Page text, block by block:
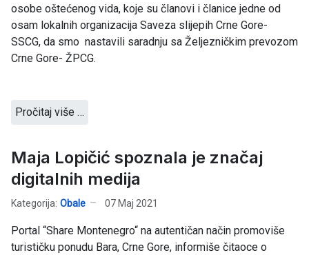
osobe oštećenog vida, koje su članovi i članice jedne od
osam lokalnih organizacija Saveza slijepih Crne Gore-
SSCG, da smo nastavili saradnju sa Željezničkim prevozom
Crne Gore- ŽPCG.
Pročitaj više …
Maja Lopičić spoznala je značaj
digitalnih medija
Kategorija: Obale 07 Maj 2021
Portal “Share Montenegro“ na autentičan način promoviše
turističku ponudu Bara, Crne Gore, informiše čitaoce o